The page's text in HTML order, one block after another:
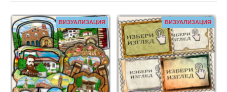
ВИЗУАЛИЗАЦИЯ ВИЗУАЛИЗАЦИЯ